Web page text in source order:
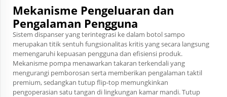
Mekanisme Pengeluaran dan
Pengalaman Pengguna
Sistem dispanser yang terintegrasi ke dalam botol sampo
merupakan titik sentuh fungsionalitas kritis yang secara langsung
memengaruhi kepuasan pengguna dan efisiensi produk.
Mekanisme pompa menawarkan takaran terkendali yang
mengurangi pemborosan serta memberikan pengalaman taktil
premium, sedangkan tutup flip-top memungkinkan
pengoperasian satu tangan di lingkungan kamar mandi. Tutup